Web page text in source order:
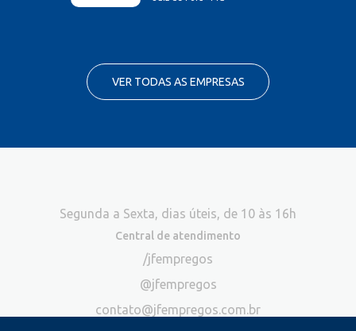
VER TODAS AS EMPRESAS
Segunda a Sexta, dias úteis, de 10 às 16h
Central de atendimento
/jfempregos
@jfempregos
contato@jfempregos.com.br